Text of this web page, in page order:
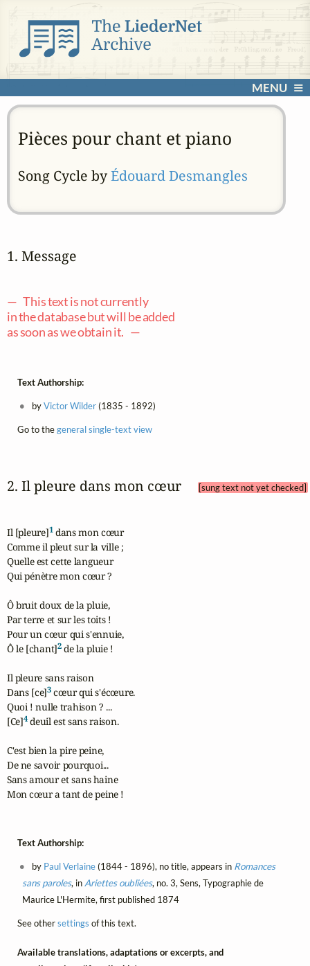
MENU
Pièces pour chant et piano
Song Cycle byÉdouard Desmangles
1. Message
— This text is not currently
in the database but will be added
as soon as we obtain it. —
Text Authorship:
byVictor Wilder(1835 - 1892)
Go to thegeneral single-text view
2. Il pleure dans mon cœur [sung text not yet checked]
Il [pleure]1 dans mon cœur
Comme il pleut sur la ville ;
Quelle est cette langueur
Qui pénètre mon cœur ?
Ô bruit doux de la pluie,
Par terre et sur les toits !
Pour un cœur qui s'ennuie,
Ô le [chant]2 de la pluie !
Il pleure sans raison
Dans [ce]3 cœur qui s'écœure.
Quoi ! nulle trahison ? ...
[Ce]4 deuil est sans raison.
C'est bien la pire peine,
De ne savoir pourquoi...
Sans amour et sans haine
Mon cœur a tant de peine !
Text Authorship:
by Paul Verlaine(1844 - 1896), no title, appears in Romances
sans paroles, in Ariettes oubliées, no. 3, Sens, Typographie de
Maurice L'Hermite, first published 1874
See othersettings of this text.
Available translations, adaptations or excerpts, and